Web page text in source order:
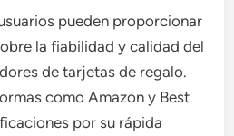
pueden proporcionar
la fiabilidad y calidad del
de tarjetas de regalo.
como Amazon y Best
por su rápida